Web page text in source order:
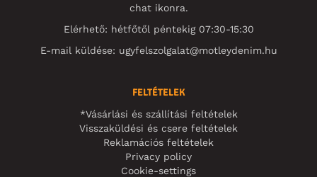
chat ikonra.
Elérhető: hétfőtől péntekig 07:30-15:30
E-mail küldése: ugyfelszolgalat@motleydenim.hu
FELTÉTELEK
*Vásárlási és szállítási feltételek
Visszaküldési és csere feltételek
Reklamációs feltételek
Privacy policy
Cookie-settings